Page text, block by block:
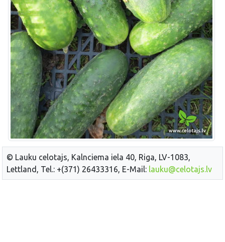
© Lauku celotajs, Kalnciema iela 40, Riga, LV-1083,
Lettland, Tel.: +(371) 26433316, E-Mail: lauku@celotajs.lv